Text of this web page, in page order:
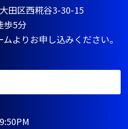
田区西糀谷3-30-15
歩5分
よりお申し込みください。